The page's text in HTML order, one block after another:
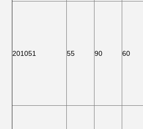
201051 55 90 60